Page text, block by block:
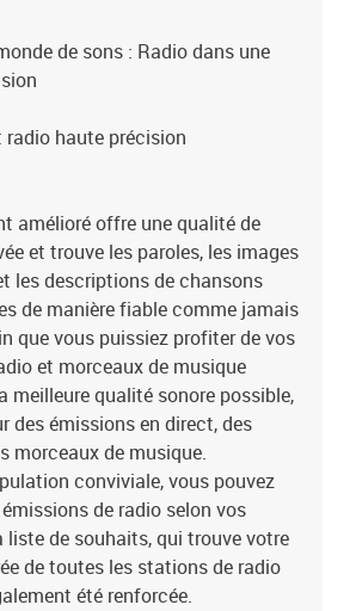
radio pour un plaisir d'écoute optimal.
toutes les stations du monde.
que vous cherchez grâce aux logos
de couverture et de paroles révisée
fonction de recherche optimisée qui
plus précis et une plus grande
et de paroles précises.Grâce à
de cette meilleure recherche,
de la collection musicale devient
en dans la voiture et en
votre trajet une expérience sonoreLe
de vos radios et podcasts en voiture
automobile et est intégré en tant que
radio directement dans de nombreuses
Porsche, Audi, Seat, Skoda,
font confiance à Audials pour vous offrir
modèles de Polestar,
déjà l'installation directe d'une
Audials a bien sûr développé
Android Automotive afin que vous
de sons : Radio dans une
radio haute précision
amélioré offre une qualité de
et trouve les paroles, les images
les descriptions de chansons
de manière fiable comme jamais
que vous puissiez profiter de vos
et morceaux de musique
meilleure qualité sonore possible,
des émissions en direct, des
morceaux de musique.
conviviale, vous pouvez
de radio selon vos
liste de souhaits, qui trouve votre
de toutes les stations de radio
été renforcée.